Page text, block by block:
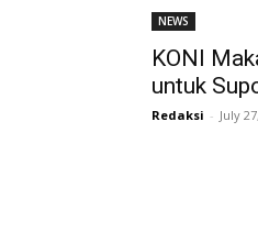
NEWS
KONI
untuk
Redaksi - July